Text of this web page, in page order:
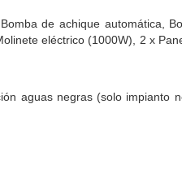
de achique automática,
eléctrico (1000W), 2 x
aguas negras (solo impianto